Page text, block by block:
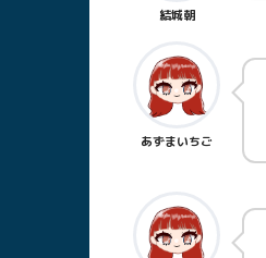
結城朝
あずまいちご